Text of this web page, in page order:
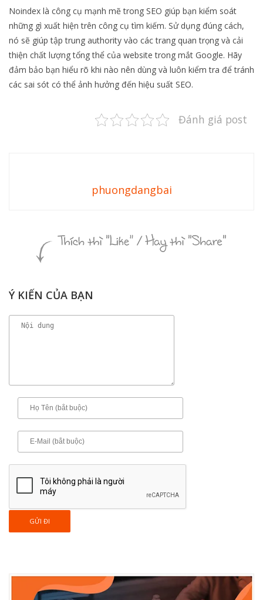
Noindex là công cụ mạnh mẽ trong SEO giúp bạn kiểm soát
những gì xuất hiện trên công cụ tìm kiếm. Sử dụng đúng cách,
nó sẽ giúp tập trung authority vào các trang quan trọng và cải
thiện chất lượng tổng thể của website trong mắt Google. Hãy
đảm bảo bạn hiểu rõ khi nào nên dùng và luôn kiểm tra để tránh
các sai sót có thể ảnh hưởng đến hiệu suất SEO.
Đánh giá post
phuongdangbai
Ý KIẾN CỦA BẠN